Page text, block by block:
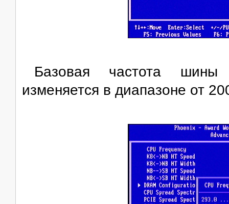
Базовая частота шины
изменяется в диапазоне от